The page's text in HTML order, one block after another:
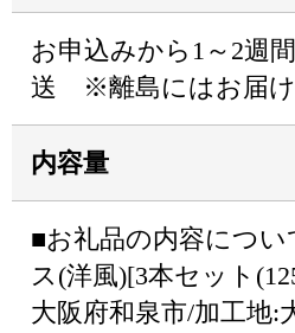
お申込みから1～2週
送 ※離島にはお届け
内容量
■お礼品の内容につ
ス(洋風)[3本セット
大阪府和泉市/加工地: